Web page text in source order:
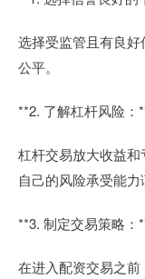
选择受监管且有良
公平。
**2. 了解杠杆风险：
杠杆交易放大收益
自己的风险承受能力
**3. 制定交易策略：
在进入配资交易之